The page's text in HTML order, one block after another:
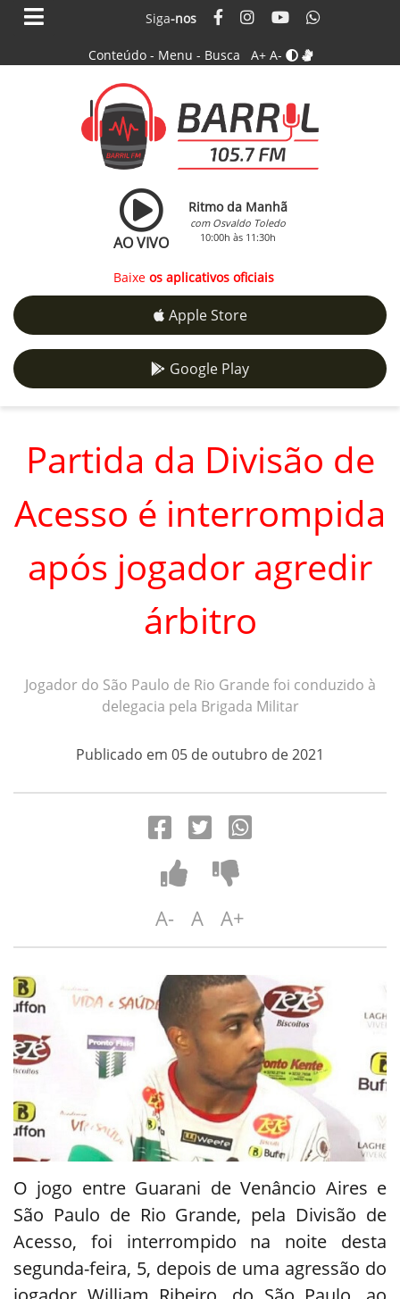
Siga-nos
Conteúdo - Menu - Busca A+ A-
AO VIVO
Ritmo da Manhã
com Osvaldo Toledo
10:00h às 11:30h
Baixe os aplicativos oficiais
Apple Store
Google Play
Partida da Divisão de
Acesso é interrompida
após jogador agredir
árbitro
Jogador do São Paulo de Rio Grande foi conduzido à
delegacia pela Brigada Militar
Publicado em 05 de outubro de 2021
A- A A+
O jogo entre Guarani de Venâncio Aires e
São Paulo de Rio Grande, pela Divisão de
Acesso, foi interrompido na noite desta
segunda-feira, 5, depois de uma agressão do